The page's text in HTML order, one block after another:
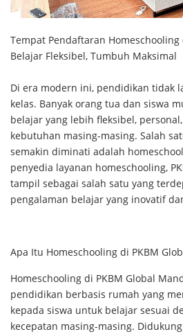
Tempat Pendaftaran
Belajar Fleksibel, Tumbuh Maksimal
Di era modern ini, pendidikan tidak
kelas. Banyak orang tua dan siswa
belajar yang lebih fleksibel,
kebutuhan masing-masing. Salah
semakin diminati adalah
penyedia layanan homeschooling,
tampil sebagai salah satu yang
pengalaman belajar yang inovatif
Apa Itu Homeschooling di PKBM
Homeschooling di PKBM Global
pendidikan berbasis rumah yang
kepada siswa untuk belajar sesuai
kecepatan masing-masing.